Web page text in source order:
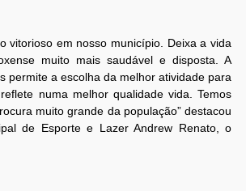
vitorioso em nosso município. Deixa a vida
muito mais saudável e disposta. A
permite a escolha da melhor atividade para
numa melhor qualidade vida. Temos
muito grande da população” destacou
de Esporte e Lazer Andrew Renato, o